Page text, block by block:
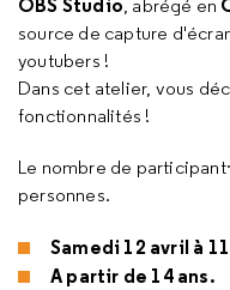
, abrégé en
source de capture
youtubers !
Dans cet atelier, vous
fonctionnalités !
Le nombre de
personnes.
Samedi 12 avril à
A partir de 14 ans.